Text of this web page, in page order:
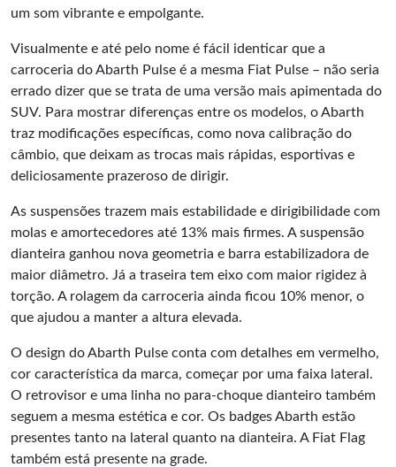
um som vibrante e empolgante.
Visualmente e até pelo nome é fácil identicar que a
carroceria do Abarth Pulse é a mesma Fiat Pulse – não seria
errado dizer que se trata de uma versão mais apimentada do
SUV. Para mostrar diferenças entre os modelos, o Abarth
traz modificações específicas, como nova calibração do
câmbio, que deixam as trocas mais rápidas, esportivas e
deliciosamente prazeroso de dirigir.
As suspensões trazem mais estabilidade e dirigibilidade com
molas e amortecedores até 13% mais firmes. A suspensão
dianteira ganhou nova geometria e barra estabilizadora de
maior diâmetro. Já a traseira tem eixo com maior rigidez à
torção. A rolagem da carroceria ainda ficou 10% menor, o
que ajudou a manter a altura elevada.
O design do Abarth Pulse conta com detalhes em vermelho,
cor característica da marca, começar por uma faixa lateral.
O retrovisor e uma linha no para-choque dianteiro também
seguem a mesma estética e cor. Os badges Abarth estão
presentes tanto na lateral quanto na dianteira. A Fiat Flag
também está presente na grade.